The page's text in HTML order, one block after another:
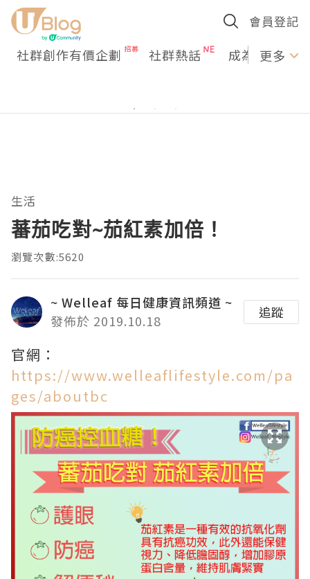
會員登記
社群創作有價企劃 社群熱話 成為U更多
生活
蕃茄吃對~茄紅素加倍！
瀏覽次數:5620
~ Welleaf 每日健康資訊頻道 ~
發佈於 2019.10.18
追蹤
官網：
https://www.welleaflifestyle.com/pa
ges/aboutbc